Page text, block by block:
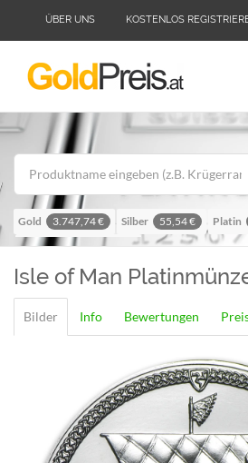
ÜBER UNS KOSTENLOS
Gold 3.747,74 € Silber 55,54 € Platin
Palladium
1.198,75 €
Isle of Man
Bilder Info Bewertungen